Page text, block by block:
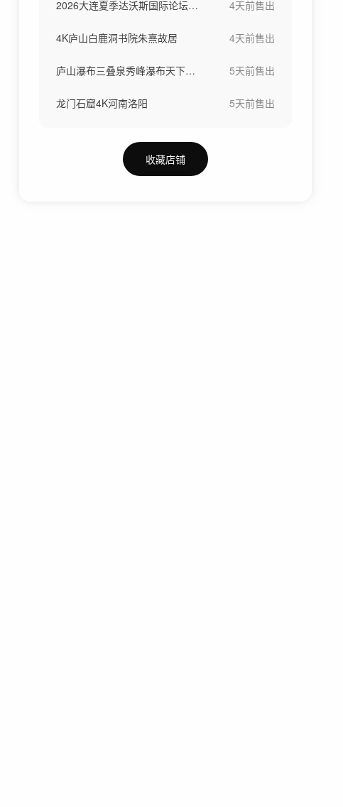
2026大连夏季达沃斯国际论坛领军者年会 4天前售出
4K庐山白鹿洞书院朱熹故居 4天前售出
庐山瀑布三叠泉秀峰瀑布天下第一泉4K氧吧 5天前售出
龙门石窟4K河南洛阳 5天前售出
收藏店铺